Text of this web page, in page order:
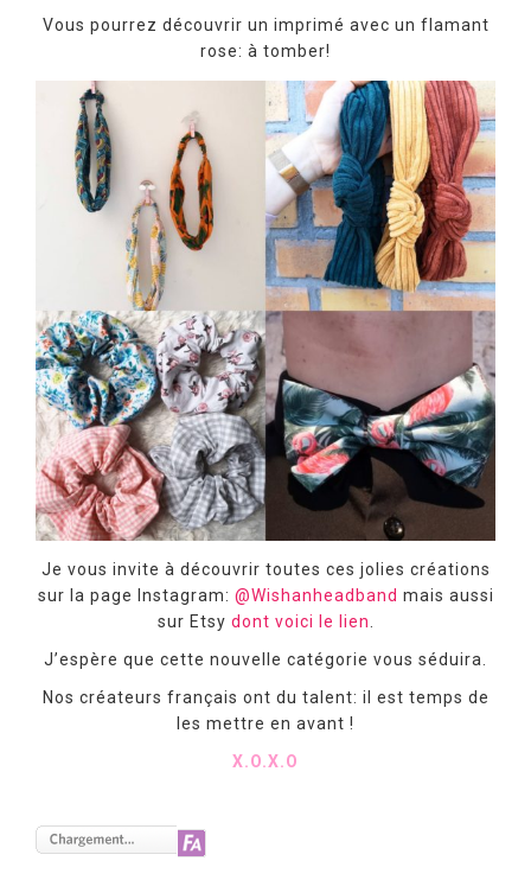
Vous pourrez découvrir un imprimé avec un flamant
rose: à tomber!
Je vous invite à découvrir toutes ces jolies créations
sur la page Instagram: @Wishanheadband mais aussi
sur Etsy dont voici le lien.
J’espère que cette nouvelle catégorie vous séduira.
Nos créateurs français ont du talent: il est temps de
les mettre en avant !
X.O.X.O